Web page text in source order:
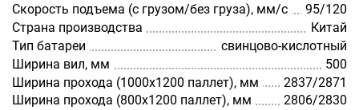
Скорость подъема (с грузом/без груза), мм/с
95/120
Страна производства
Китай
Тип батареи
cвинцово-кислотный
Ширина вил, мм
500
Ширина прохода (1000х1200 паллет), мм
2837/2871
Ширина прохода (800х1200 паллет), мм
2806/2830